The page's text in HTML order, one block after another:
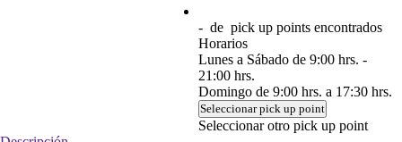
- de pick up points encontrados
Horarios
Lunes a Sábado de 9:00 hrs. -
21:00 hrs.
Domingo de 9:00 hrs. a 17:30 hrs.
Seleccionar pick up point
Seleccionar otro pick up point